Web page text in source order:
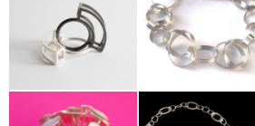
Sabela Correa
Scheuermann-
Seebach